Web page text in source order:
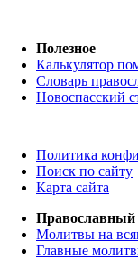
Полезное
Калькулятор
Словарь
Новоспасский
Политика
Поиск по сайту
Карта сайта
Православный
Молитвы на
Главные